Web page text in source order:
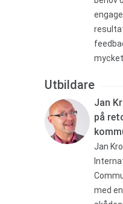
Utbildare
Jan
på
Jan
med